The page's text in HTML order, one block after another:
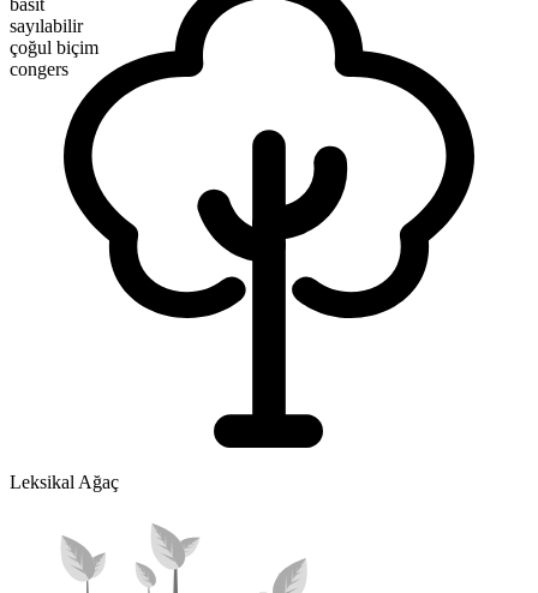
basit
sayılabilir
çoğul biçim
congers
Leksikal Ağaç